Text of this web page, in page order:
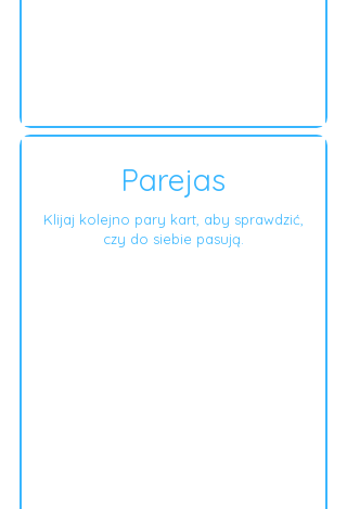
Parejas
Klijaj kolejno pary kart, aby sprawdzić,
czy do siebie pasują.